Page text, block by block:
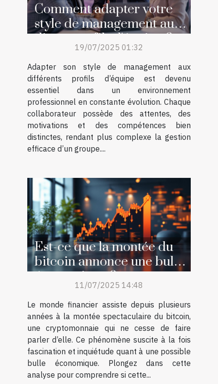
Comment adapter votre
style de management aux
divers profils d'équipe ?
19/07/2025 01:32
Adapter son style de management aux
différents profils d’équipe est devenu
essentiel dans un environnement
professionnel en constante évolution. Chaque
collaborateur possède des attentes, des
motivations et des compétences bien
distinctes, rendant plus complexe la gestion
efficace d’un groupe....
Est-ce que la montée du
bitcoin annonce une bulle
économique ?
11/07/2025 14:48
Le monde financier assiste depuis plusieurs
années à la montée spectaculaire du bitcoin,
une cryptomonnaie qui ne cesse de faire
parler d’elle. Ce phénomène suscite à la fois
fascination et inquiétude quant à une possible
bulle économique. Plongez dans cette
analyse pour comprendre si cette...